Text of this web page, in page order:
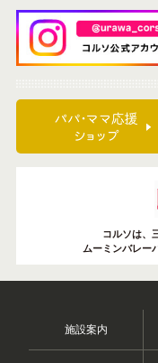
コルソは、
ムーミンバレー
施設案内